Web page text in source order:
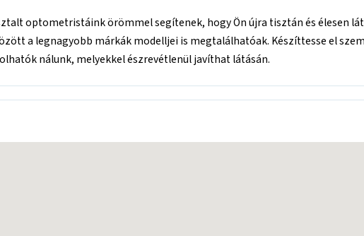
optometristáink örömmel segítenek, hogy Ön újra tisztán és élesen
a legnagyobb márkák modelljei is megtalálhatóak. Készíttesse el
nálunk, melyekkel észrevétlenül javíthat látásán.